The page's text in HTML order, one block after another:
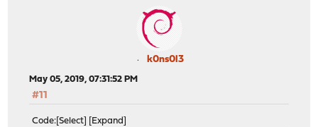
k0ns0l3
May 05, 2019, 07:31:52 PM
#11
Code Select Expand